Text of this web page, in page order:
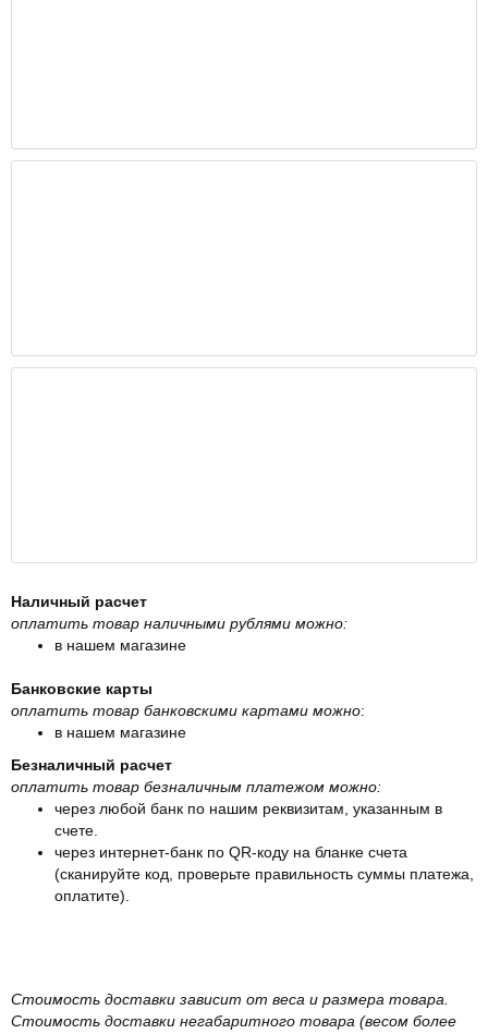
Наличный расчет
оплатить товар наличными рублями можно:
в нашем магазине
Банковские карты
оплатить товар банковскими картами можно:
в нашем магазине
Безналичный расчет
оплатить товар безналичным платежом можно:
через любой банк по нашим реквизитам, указанным в
счете.
через интернет-банк по QR-коду на бланке счета
(сканируйте код, проверьте правильность суммы платежа,
оплатите).
Стоимость доставки зависит от веса и размера товара.
Стоимость доставки негабаритного товара (весом более